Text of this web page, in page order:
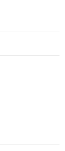
ruolo del suo
acciaio inox
nel Fiordo di
prestito
Sorrentino
ruolo del suo